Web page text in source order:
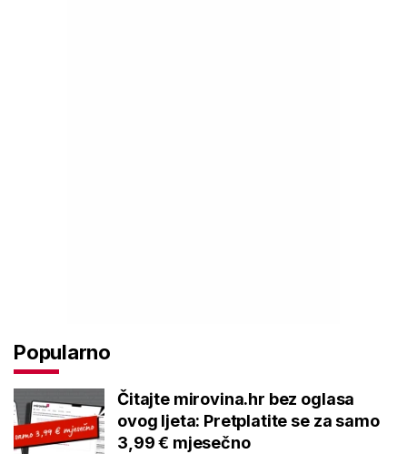
Popularno
Čitajte mirovina.hr bez oglasa
ovog ljeta: Pretplatite se za samo
3,99 € mjesečno